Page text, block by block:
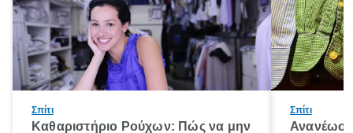
Σπίτι
Καθαριστήριο Ρούχων: Πώς να μην
Σπίτι